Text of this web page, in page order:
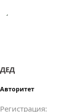
ДЕД
Авторитет
Регистрация